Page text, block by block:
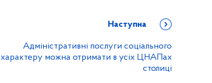
Наступна
Адміністративні послуги соціального
характеру можна отримати в усіх ЦНАПах
столиці